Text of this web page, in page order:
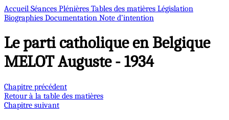
Accueil Séances Plénières Tables des matières Législation
Biographies Documentation Note d’intention
Le parti catholique en Belgique
MELOT Auguste - 1934
Chapitre précédent
Retour à la table des matières
Chapitre suivant